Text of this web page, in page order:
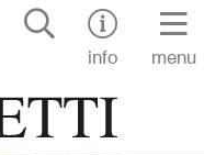
info
menu